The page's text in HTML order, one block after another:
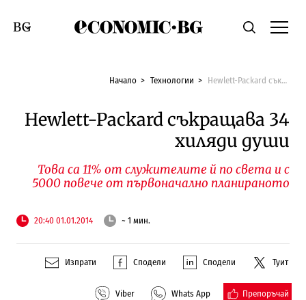
Economic.bgТърсене
Смяна на език
Начало Технологии Hewlett-Packard съкращава 34 хиляди души
Hewlett-Packard съкращава 34
хиляди души
Това са 11% от служителите й по света и с
5000 повече от първоначално планираното
20:40 01.01.2014 ~ 1 мин.
Изпрати Сподели Сподели Туит
Viber Whats App Препоръчай